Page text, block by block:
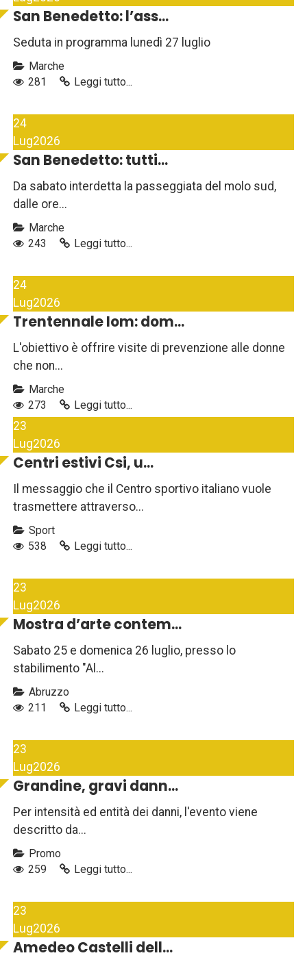
San Benedetto: l’ass...
Seduta in programma lunedì 27 luglio
Marche
281
Leggi tutto...
24
Lug2026
San Benedetto: tutti...
Da sabato interdetta la passeggiata del molo sud,
dalle ore...
Marche
243
Leggi tutto...
24
Lug2026
Trentennale Iom: dom...
L'obiettivo è offrire visite di prevenzione alle donne
che non...
Marche
273
Leggi tutto...
23
Lug2026
Centri estivi Csi, u...
Il messaggio che il Centro sportivo italiano vuole
trasmettere attraverso...
Sport
538
Leggi tutto...
23
Lug2026
Mostra d’arte contem...
Sabato 25 e domenica 26 luglio, presso lo
stabilimento "Al...
Abruzzo
211
Leggi tutto...
23
Lug2026
Grandine, gravi dann...
Per intensità ed entità dei danni, l'evento viene
descritto da...
Promo
259
Leggi tutto...
23
Lug2026
Amedeo Castelli dell...